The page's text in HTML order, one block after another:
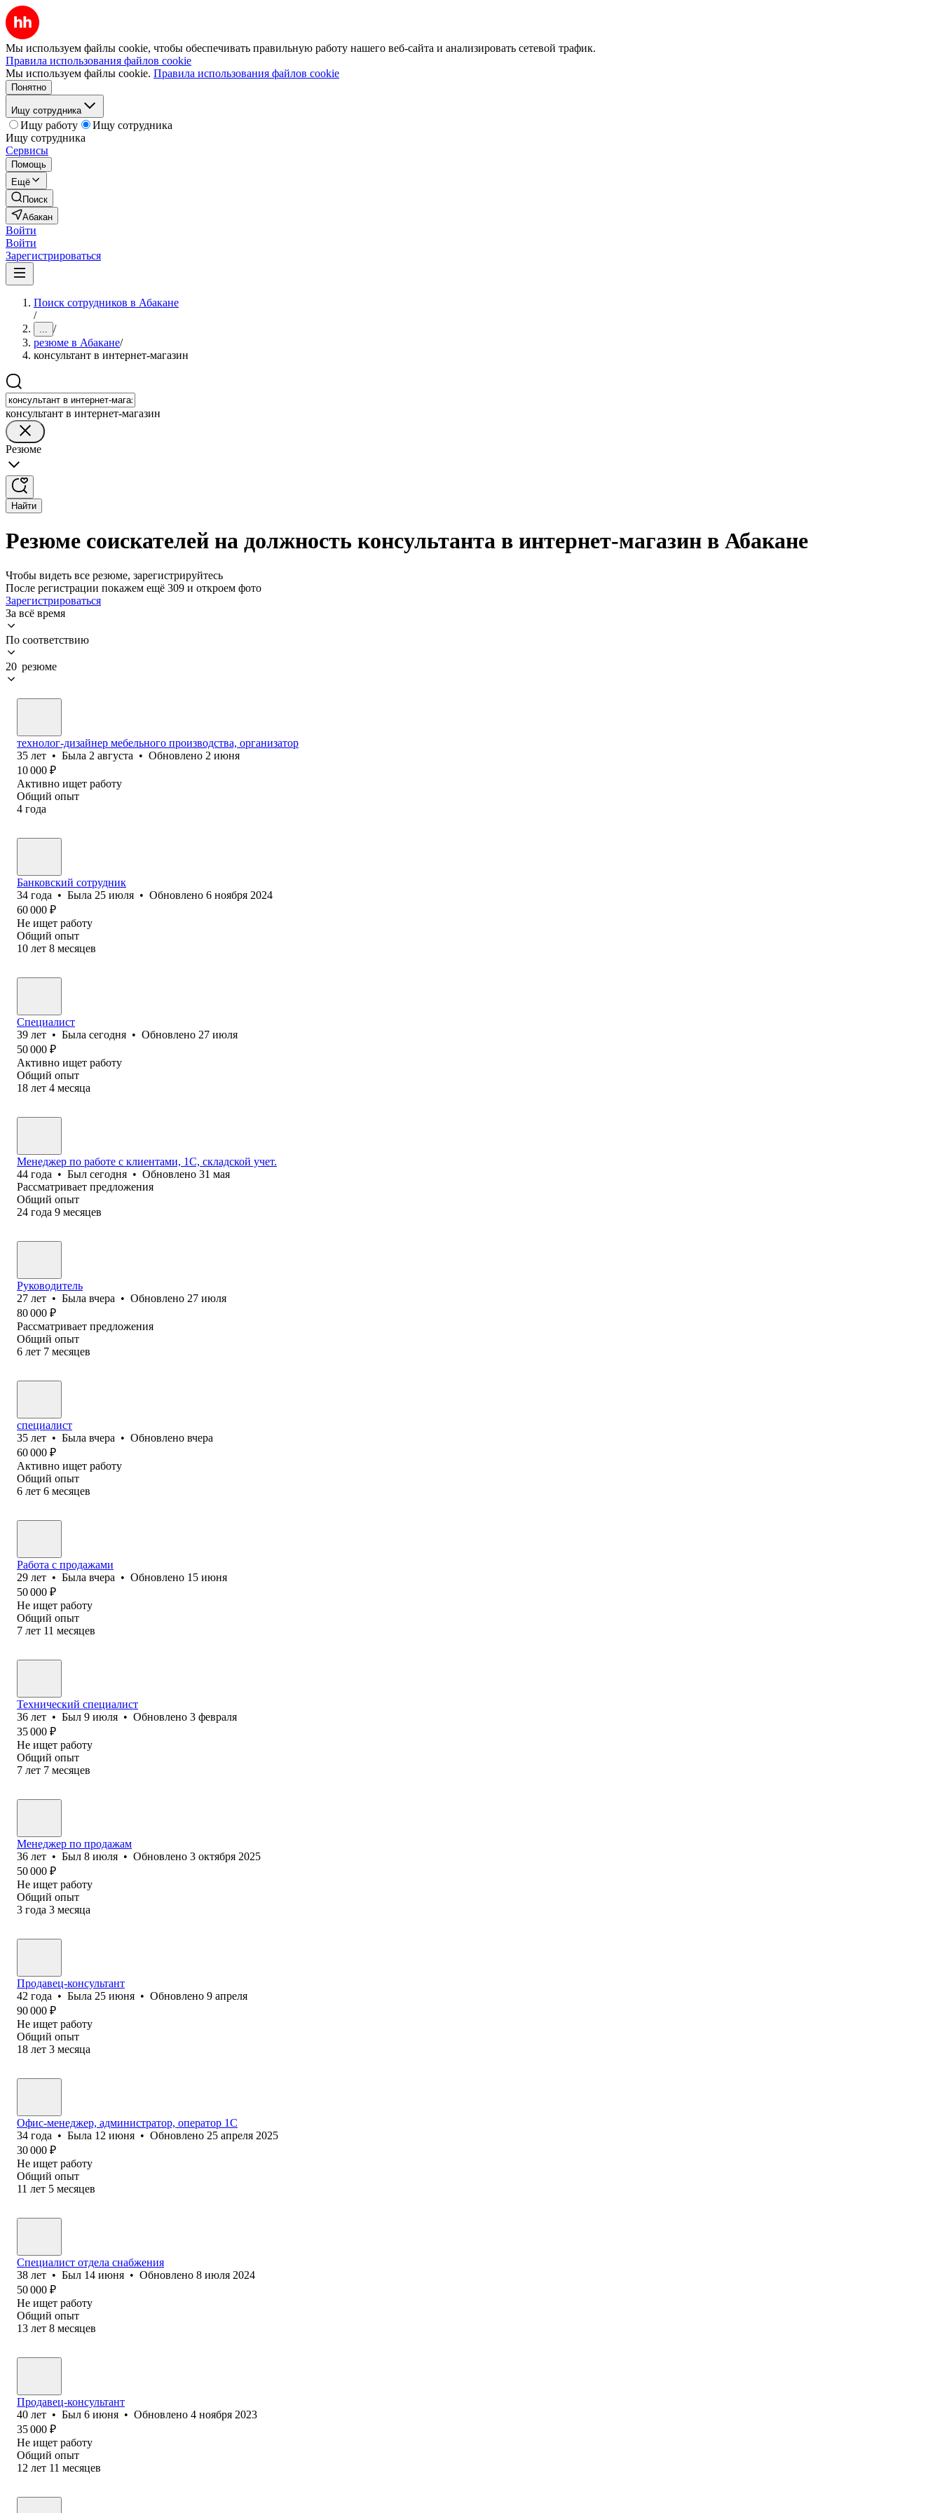
Мы используем файлы cookie, чтобы обеспечивать правильную работу нашего веб-сайта и анализировать сетевой трафик.
Правила использования файлов cookie
Мы используем файлы cookie. Правила использования файлов cookie
Понятно
Ищу сотрудника
Ищу работу
Ищу сотрудника
Ищу сотрудника
Сервисы
Помощь
Ещё
Поиск
Абакан
Войти
Войти
Зарегистрироваться
Поиск сотрудников в Абакане
/
... /
резюме в Абакане/
консультант в интернет-магазин
консультант в интернет-магазин
Резюме
Найти
Резюме соискателей на должность консультанта в интернет-магазин в Абакане
Чтобы видеть все резюме, зарегистрируйтесь
После регистрации покажем ещё 309 и откроем фото
Зарегистрироваться
За всё время
По соответствию
20 резюме
технолог-дизайнер мебельного производства, организатор
35 лет • Была 2 августа • Обновлено 2 июня
10 000 ₽
Активно ищет работу
Общий опыт
4 года
Банковский сотрудник
34 года • Была 25 июля • Обновлено 6 ноября 2024
60 000 ₽
Не ищет работу
Общий опыт
10 лет 8 месяцев
Специалист
39 лет • Была сегодня • Обновлено 27 июля
50 000 ₽
Активно ищет работу
Общий опыт
18 лет 4 месяца
Менеджер по работе с клиентами, 1С, складской учет.
44 года • Был сегодня • Обновлено 31 мая
Рассматривает предложения
Общий опыт
24 года 9 месяцев
Руководитель
27 лет • Была вчера • Обновлено 27 июля
80 000 ₽
Рассматривает предложения
Общий опыт
6 лет 7 месяцев
специалист
35 лет • Была вчера • Обновлено вчера
60 000 ₽
Активно ищет работу
Общий опыт
6 лет 6 месяцев
Работа с продажами
29 лет • Была вчера • Обновлено 15 июня
50 000 ₽
Не ищет работу
Общий опыт
7 лет 11 месяцев
Технический специалист
36 лет • Был 9 июля • Обновлено 3 февраля
35 000 ₽
Не ищет работу
Общий опыт
7 лет 7 месяцев
Менеджер по продажам
36 лет • Был 8 июля • Обновлено 3 октября 2025
50 000 ₽
Не ищет работу
Общий опыт
3 года 3 месяца
Продавец-консультант
42 года • Была 25 июня • Обновлено 9 апреля
90 000 ₽
Не ищет работу
Общий опыт
18 лет 3 месяца
Офис-менеджер, администратор, оператор 1С
34 года • Была 12 июня • Обновлено 25 апреля 2025
30 000 ₽
Не ищет работу
Общий опыт
11 лет 5 месяцев
Специалист отдела снабжения
38 лет • Был 14 июня • Обновлено 8 июля 2024
50 000 ₽
Не ищет работу
Общий опыт
13 лет 8 месяцев
Продавец-консультант
40 лет • Был 6 июня • Обновлено 4 ноября 2023
35 000 ₽
Не ищет работу
Общий опыт
12 лет 11 месяцев